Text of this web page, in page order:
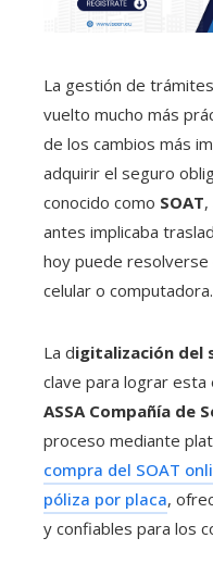
La gestión de
vuelto mucho más
de los cambios más
adquirir el seguro
conocido como SOAT
antes implicaba
hoy puede
celular o computadora.
La digitalización del
clave para lograr esta
ASSA Compañía de
proceso mediante
compra del SOAT
póliza por placa,
y confiables para los